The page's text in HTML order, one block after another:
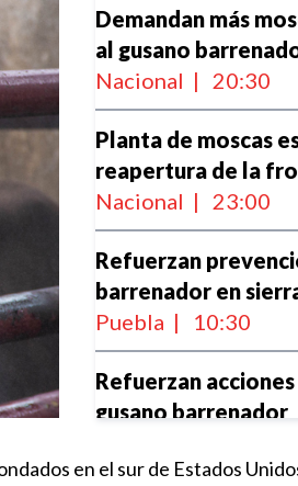
Demandan más
al gusano
Nacional | 20:30
Planta de moscas
reapertura de la
Nacional | 23:00
Refuerzan
barrenador en
Puebla | 10:30
Refuerzan
gusano barrenador
en el sur de Estados